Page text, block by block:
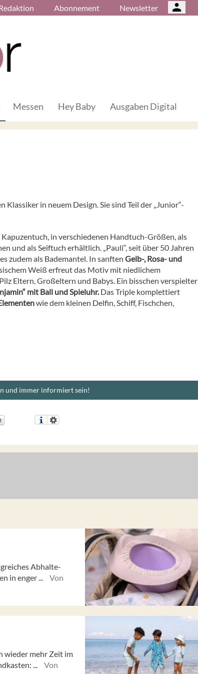
Abonnement Newsletter
Messen Hey Baby Ausgaben Digital
Klassiker in neuem Design. Sie sind Teil der „Junior“-
in verschiedenen Handtuch-Größen, als
und als Seiftuch erhältlich. „Pauli“, seit über 50 Jahren
zudem als Bademantel. In sanften Gelb-, Rosa- und
Weiß erfreut das Motiv mit niedlichem
Eltern, Großeltern und Babys. Ein bisschen verspielter
mit Ball und Spieluhr.Das Triple komplettiert
wie dem kleinen Delfin, Schiff, Fischchen,
und immer informiert sein!
Abhalte-
in enger ...
Von
wieder mehr Zeit im
...
Von